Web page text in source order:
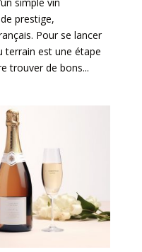
prestige,
Pour se lancer
terrain est une étape
trouver de bons...